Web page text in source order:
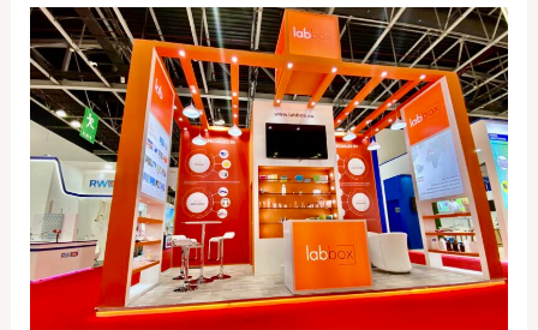
Arablab
2024